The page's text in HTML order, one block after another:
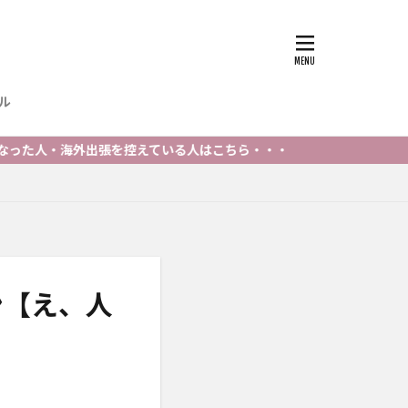
張を控えている人はこちら・・・
え、人